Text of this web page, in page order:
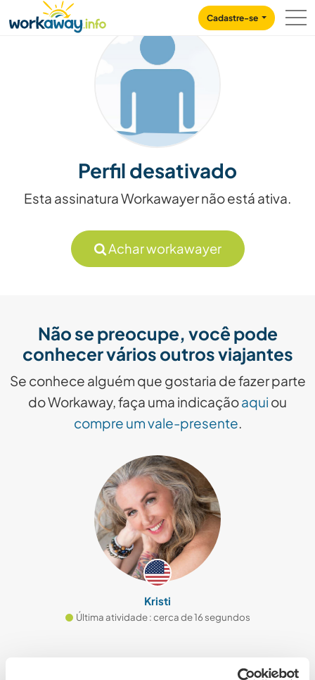
CONTENT
MAIN NAVIGATION
Cadastre-se
Perfil desativado
Esta assinatura Workawayer não está ativa.
Achar workawayer
Não se preocupe, você pode
conhecer vários outros viajantes
Se conhece alguém que gostaria de fazer parte
do Workaway, faça uma indicaçãoaqui ou
compre um vale-presente
Kristi
Última atividade : cerca de 16 segundos